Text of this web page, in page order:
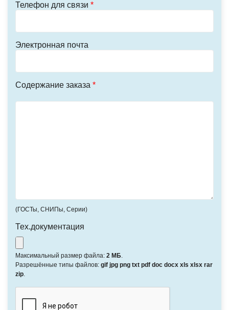
Телефон для связи *
Электронная почта
Содержание заказа *
(ГОСТы, СНИПы, Серии)
Тех.документация
Максимальный размер файла: 2 МБ.
Разрешённые типы файлов: gif jpg png txt pdf doc docx xls xlsx rar
zip.